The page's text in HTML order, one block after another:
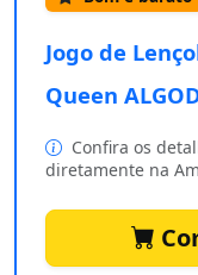
Jogo de
Queen
Confira os
diretamente na